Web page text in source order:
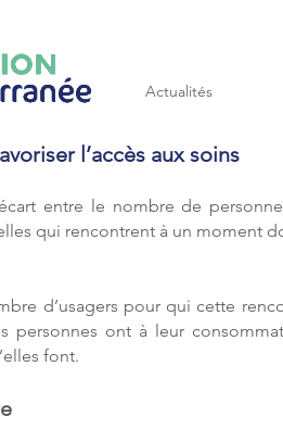
Actualités
l’accès aux soins
entre le nombre de
qui rencontrent à un moment
d’usagers pour qui cette
personnes ont à leur
font.